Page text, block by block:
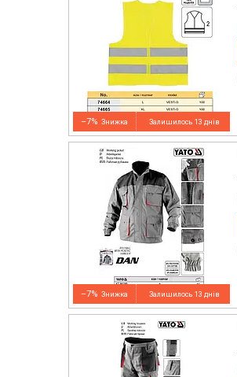
–7% Залишилось 13 днів
–7% Залишилось 13 днів